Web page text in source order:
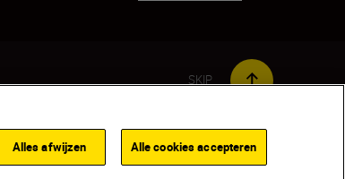
AAN WINKELWAGENTJE
SKIP
Alles afwijzen Alle cookies accepteren